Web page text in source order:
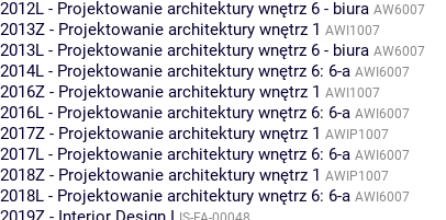
2012L - Projektowanie architektury wnętrz 6 - biura AW6007
2013Z - Projektowanie architektury wnętrz 1 AWI1007
2013L - Projektowanie architektury wnętrz 6 - biura AW6007
2014L - Projektowanie architektury wnętrz 6: 6-a AWI6007
2016Z - Projektowanie architektury wnętrz 1 AWI1007
2016L - Projektowanie architektury wnętrz 6: 6-a AWI6007
2017Z - Projektowanie architektury wnętrz 1 AWIP1007
2017L - Projektowanie architektury wnętrz 6: 6-a AWI6007
2018Z - Projektowanie architektury wnętrz 1 AWIP1007
2018L - Projektowanie architektury wnętrz 6: 6-a AWI6007